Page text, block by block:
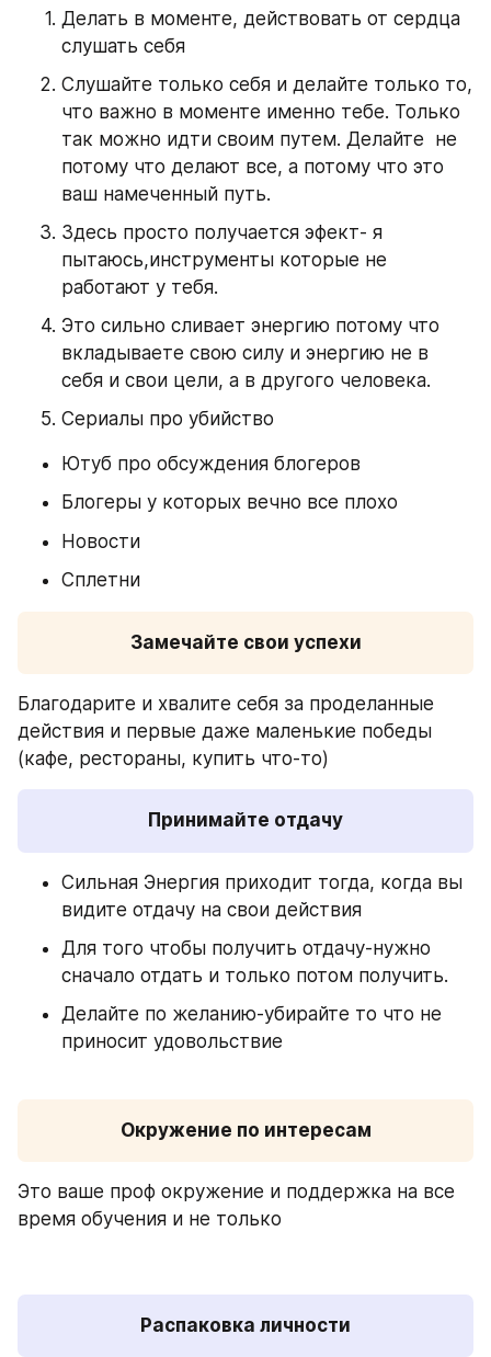
Делать в моменте, действовать от сердца
слушать себя
Слушайте только себя и делайте только то,
что важно в моменте именно тебе. Только
так можно идти своим путем. Делайте  не
потому что делают все, а потому что это
ваш намеченный путь.
Здесь просто получается эфект- я
пытаюсь,инструменты которые не
работают у тебя.
Это сильно сливает энергию потому что
вкладываете свою силу и энергию не в
себя и свои цели, а в другого человека.
Сериалы про убийство
Ютуб про обсуждения блогеров
Блогеры у которых вечно все плохо
Новости
Сплетни
Замечайте свои успехи
Благодарите и хвалите себя за проделанные
действия и первые даже маленькие победы
(кафе, рестораны, купить что-то)
Принимайте отдачу
Сильная Энергия приходит тогда, когда вы
видите отдачу на свои действия
Для того чтобы получить отдачу-нужно
сначало отдать и только потом получить.
Делайте по желанию-убирайте то что не
приносит удовольствие
Окружение по интересам
Это ваше проф окружение и поддержка на все
время обучения и не только
Распаковка личности